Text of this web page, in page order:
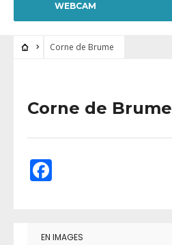
WEBCAM
Corne de Brume
Corne de Brume
EN IMAGES